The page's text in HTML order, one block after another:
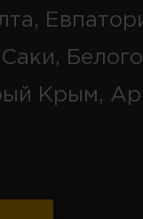
Крым,